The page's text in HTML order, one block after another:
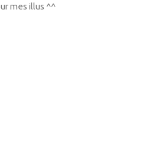
mes illus ^^